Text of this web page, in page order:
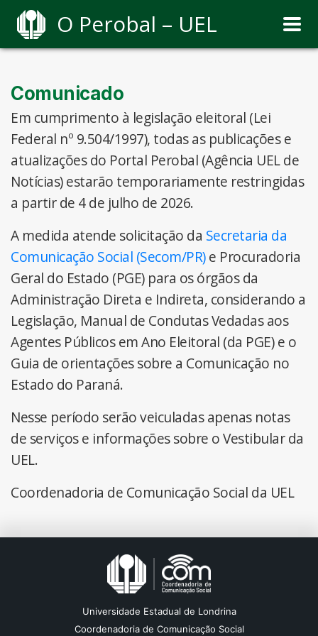
O Perobal – UEL
Comunicado
Em cumprimento à legislação eleitoral (Lei
Federal nº 9.504/1997), todas as publicações e
atualizações do Portal Perobal (Agência UEL de
Notícias) estarão temporariamente restringidas
a partir de 4 de julho de 2026.
A medida atende solicitação da Secretaria da
Comunicação Social (Secom/PR)e Procuradoria
Geral do Estado (PGE) para os órgãos da
Administração Direta e Indireta, considerando a
Legislação, Manual de Condutas Vedadas aos
Agentes Públicos em Ano Eleitoral (da PGE) e o
Guia de orientações sobre a Comunicação no
Estado do Paraná.
Nesse período serão veiculadas apenas notas
de serviços e informações sobre o Vestibular da
UEL.
Coordenadoria de Comunicação Social da UEL
Universidade Estadual de Londrina
Coordenadoria de Comunicação Social